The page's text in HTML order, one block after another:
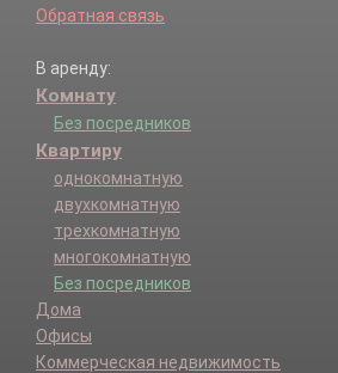
Обратная связь
В аренду:
Комнату
Без посредников
Квартиру
однокомнатную
двухкомнатную
трехкомнатную
многокомнатную
Без посредников
Дома
Офисы
Коммерческая недвижимость